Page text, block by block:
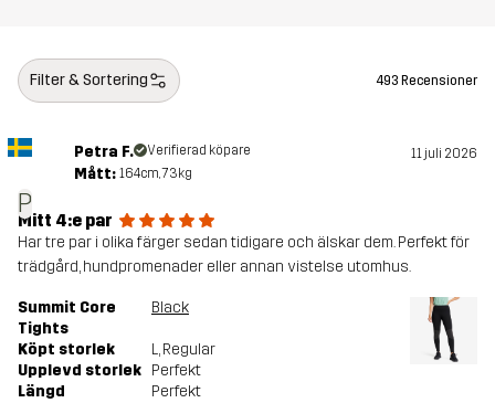
Filter & Sortering 493 Recensioner
P
Petra F. Verifierad köpare 11 juli 2026
Mått: 164cm, 73kg
Mitt 4:e par
Har tre par i olika färger sedan tidigare och älskar dem. Perfekt för
trädgård, hundpromenader eller annan vistelse utomhus.
Summit Core
Tights
Black
Köpt storlek L, Regular
Upplevd storlek Perfekt
Längd
Perfekt